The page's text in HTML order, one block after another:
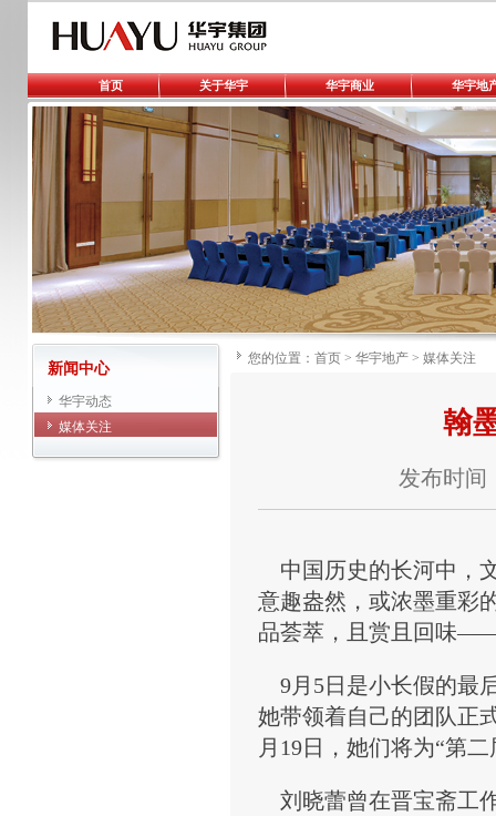
首页 关于华宇 华宇商业 华宇地
新闻中心
华宇动态
媒体关注
您的位置： 首页 > 华宇地产 > 媒体关注
翰
发布时间
中国历史的长河中，
意趣盎然，或浓墨重彩
品荟萃，且赏且回味
9月5日是小长假的最
她带领着自己的团队正
月19日，她们将为“第
刘晓蕾曾在晋宝斋工